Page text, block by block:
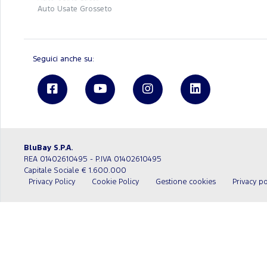
Auto Usate Grosseto
Seguici anche su:
BluBay S.P.A.
REA 01402610495 - P.IVA 01402610495
Capitale Sociale € 1.600.000
Privacy Policy
Cookie Policy Gestione cookies Privacy